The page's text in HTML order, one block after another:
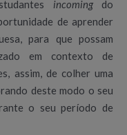
incoming do
de aprender
para que possam
em contexto de
assim, de colher uma
deste modo o seu
o seu período de